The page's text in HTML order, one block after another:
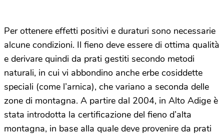
Per ottenere effetti positivi e duraturi sono necessarie
alcune condizioni. Il fieno deve essere di ottima qualità
e derivare quindi da prati gestiti secondo metodi
naturali, in cui vi abbondino anche erbe cosiddette
speciali (come l’arnica), che variano a seconda delle
zone di montagna. A partire dal 2004, in Alto Adige è
stata introdotta la certificazione del fieno d’alta
montagna, in base alla quale deve provenire da prati